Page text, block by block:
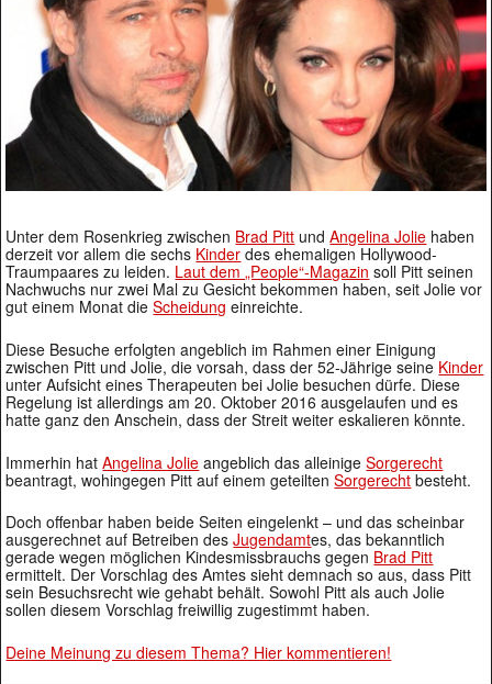
Unter dem Rosenkrieg zwischen Brad Pitt undAngelina Jolie haben
derzeit vor allem die sechs Kinder des ehemaligen Hollywood-
Traumpaares zu leiden. Laut dem „People“-Magazin soll Pitt seinen
Nachwuchs nur zwei Mal zu Gesicht bekommen haben, seit Jolie vor
gut einem Monat dieScheidung einreichte.
Diese Besuche erfolgten angeblich im Rahmen einer Einigung
zwischen Pitt und Jolie, die vorsah, dass der 52-Jährige seine Kinder
unter Aufsicht eines Therapeuten bei Jolie besuchen dürfe. Diese
Regelung ist allerdings am 20. Oktober 2016 ausgelaufen und es
hatte ganz den Anschein, dass der Streit weiter eskalieren könnte.
Immerhin hatAngelina Jolie angeblich das alleinigeSorgerecht
beantragt, wohingegen Pitt auf einem geteiltenSorgerecht besteht.
Doch offenbar haben beide Seiten eingelenkt – und das scheinbar
ausgerechnet auf Betreiben desJugendamtes, das bekanntlich
gerade wegen möglichen Kindesmissbrauchs gegen Brad Pitt
ermittelt. Der Vorschlag des Amtes sieht demnach so aus, dass Pitt
sein Besuchsrecht wie gehabt behält. Sowohl Pitt als auch Jolie
sollen diesem Vorschlag freiwillig zugestimmt haben.
Deine Meinung zu diesem Thema? Hier kommentieren!